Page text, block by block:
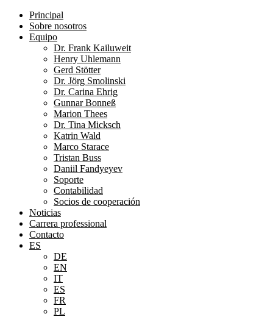
Principal
Sobre nosotros
Equipo
Dr. Frank Kailuweit
Henry Uhlemann
Gerd Stötter
Dr. Jörg Smolinski
Dr. Carina Ehrig
Gunnar Bonneß
Marion Thees
Dr. Tina Micksch
Katrin Wald
Marco Starace
Tristan Buss
Daniil Fandyeyev
Soporte
Contabilidad
Socios de cooperación
Noticias
Carrera professional
Contacto
ES
DE
EN
IT
ES
FR
PL